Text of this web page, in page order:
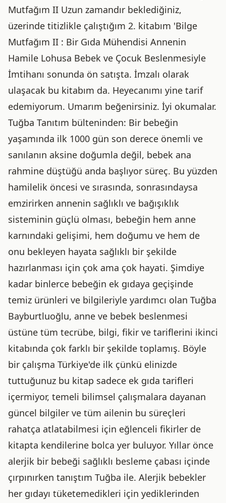
Mutfağım II Uzun zamandır beklediğiniz,
üzerinde titizlikle çalıştığım 2. kitabım 'Bilge
Mutfağım II : Bir Gıda Mühendisi Annenin
Hamile Lohusa Bebek ve Çocuk Beslenmesiyle
İmtihanı sonunda ön satışta. İmzalı olarak
ulaşacak bu kitabım da. Heyecanımı yine tarif
edemiyorum. Umarım beğenirsiniz. İyi okumalar.
Tuğba Tanıtım bülteninden: Bir bebeğin
yaşamında ilk 1000 gün son derece önemli ve
sanılanın aksine doğumla değil, bebek ana
rahmine düştüğü anda başlıyor süreç. Bu yüzden
hamilelik öncesi ve sırasında, sonrasındaysa
emzirirken annenin sağlıklı ve bağışıklık
sisteminin güçlü olması, bebeğin hem anne
karnındaki gelişimi, hem doğumu ve hem de
onu bekleyen hayata sağlıklı bir şekilde
hazırlanması için çok ama çok hayati. Şimdiye
kadar binlerce bebeğin ek gıdaya geçişinde
temiz ürünleri ve bilgileriyle yardımcı olan Tuğba
Bayburtluoğlu, anne ve bebek beslenmesi
üstüne tüm tecrübe, bilgi, fikir ve tariflerini ikinci
kitabında çok farklı bir şekilde toplamış. Böyle
bir çalışma Türkiye'de ilk çünkü elinizde
tuttuğunuz bu kitap sadece ek gıda tarifleri
içermiyor, temeli bilimsel çalışmalara dayanan
güncel bilgiler ve tüm ailenin bu süreçleri
rahatça atlatabilmesi için eğlenceli fikirler de
kitapta kendilerine bolca yer buluyor. Yıllar önce
alerjik bir bebeği sağlıklı besleme çabası içinde
çırpınırken tanıştım Tuğba ile. Alerjik bebekler
her gıdayı tüketemedikleri için yediklerinden